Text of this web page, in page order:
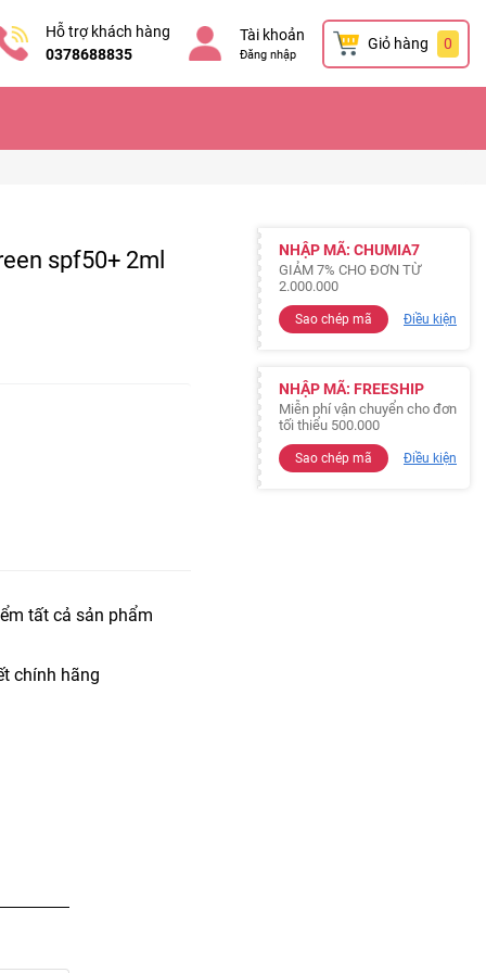
Hỗ trợ khách hàng
0378688835
Tài khoản
Đăng nhập
Giỏ hàng 0
spf50+ 2ml
tất cả sản phẩm
chính hãng
NHẬP MÃ: CHUMIA7
GIẢM 7% CHO ĐƠN TỪ
2.000.000
Sao chép mã Điều kiện
NHẬP MÃ: FREESHIP
Miễn phí vận chuyển cho đơn
tối thiểu 500.000
Sao chép mã Điều kiện